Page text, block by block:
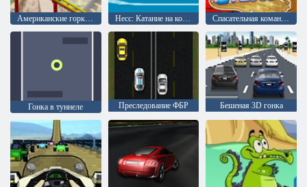
Несс: Катание на коньках
Гонка в туннеле Преследование ФБР Бешеная 3D гонка